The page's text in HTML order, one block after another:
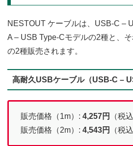
NESTOUT ケーブルは、USB-C –
A – USB Type-Cモデルの2種と、
の2種販売されます。
高耐久USBケーブル（USB-C –
販売価格（1m）: 4,257円
（税込
販売価格（2m）: 4,543円 （税込